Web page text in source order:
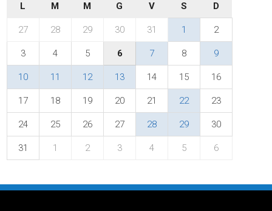
L M M G V S D
27 28 29 30 31 1 2
3 4 5 6 7 8 9
10 11 12 13 14 15 16
17 18 19 20 21 22 23
24 25 26 27 28 29 30
31 1 2 3 4 5 6